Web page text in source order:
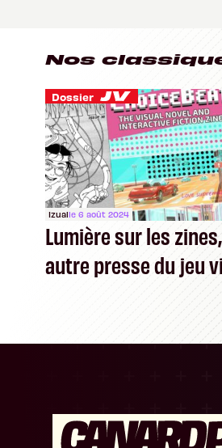
Nos
Dossier
Izualle 6 août 2024
Lumière sur les
autre presse du jeu